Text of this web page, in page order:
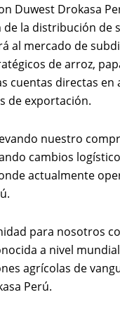
Duwest Drokasa
la distribución de
al mercado de
de arroz,
cuentas directas en
de exportación.
nuestro
cambios
actualmente
para nosotros
a nivel
agrícolas de
Perú.